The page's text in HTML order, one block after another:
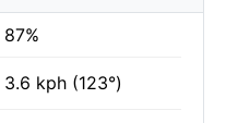
87%
3.6 kph (123°)